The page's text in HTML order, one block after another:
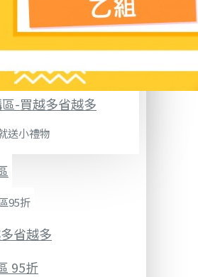
-買越多省越多
送小禮物
95折
省越多
95折